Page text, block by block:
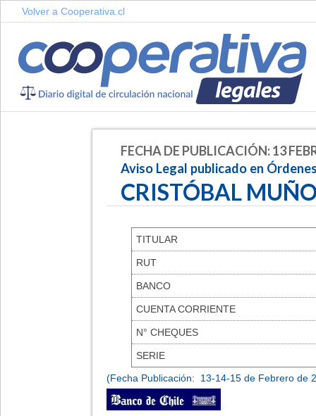
Volver a Cooperativa.cl
FECHA DE PUBLICACIÓN: 13
Aviso Legal publicado en
CRISTÓBAL
TITULAR
RUT
BANCO
CUENTA CORRIENTE
N° CHEQUES
SERIE
(Fecha Publicación: 13-14-15 de Febrero de